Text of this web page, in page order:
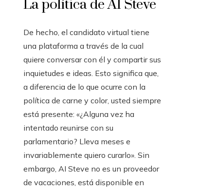
La política de AI Steve
De hecho, el candidato virtual tiene
una plataforma a través de la cual
quiere conversar con él y compartir sus
inquietudes e ideas. Esto significa que,
a diferencia de lo que ocurre con la
política de carne y color, usted siempre
está presente: «¿Alguna vez ha
intentado reunirse con su
parlamentario? Lleva meses e
invariablemente quiero curarlo». Sin
embargo, AI Steve no es un proveedor
de vacaciones, está disponible en